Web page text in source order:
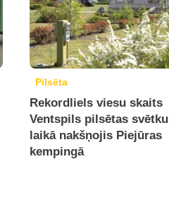
Pilsēta
Rekordliels viesu skaits
Ventspils pilsētas svētku
laikā nakšņojis Piejūras
kempingā